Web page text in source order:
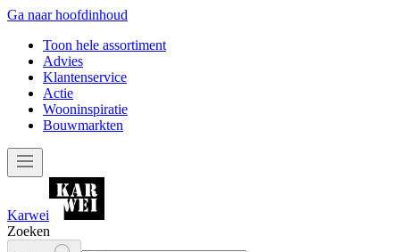
Ga naar hoofdinhoud
Toon hele assortiment
Advies
Klantenservice
Actie
Wooninspiratie
Bouwmarkten
Karwei
Zoeken